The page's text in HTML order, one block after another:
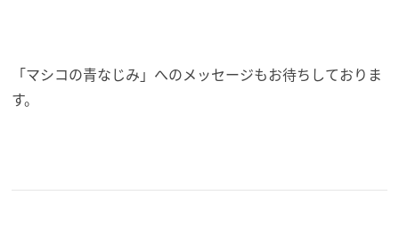
「マシコの青なじみ」へのメッセージもお待ちしておりま
す。